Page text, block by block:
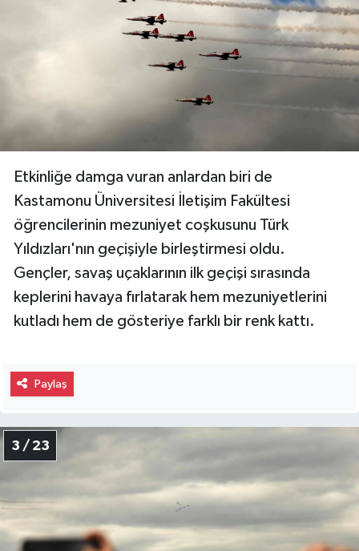
Etkinliğe damga vuran anlardan biri de
Kastamonu Üniversitesi İletişim Fakültesi
öğrencilerinin mezuniyet coşkusunu Türk
Yıldızları'nın geçişiyle birleştirmesi oldu.
Gençler, savaş uçaklarının ilk geçişi sırasında
keplerini havaya fırlatarak hem mezuniyetlerini
kutladı hem de gösteriye farklı bir renk kattı.
Paylaş
3 / 23